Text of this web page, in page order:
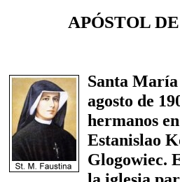
APÓSTOL DE
Santa
agosto de
hermanos
Estanislao
Glogowiec.